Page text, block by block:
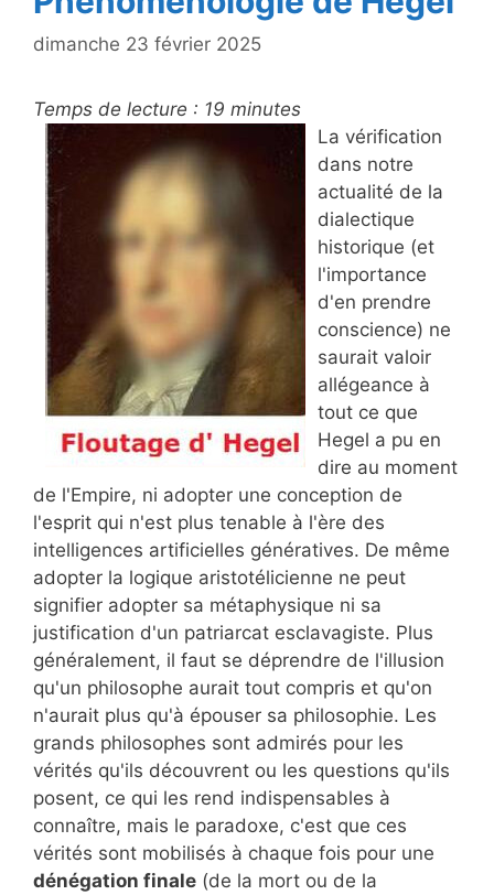
dimanche 23 février 2025
Temps de lecture : 19 minutes
La vérification
dans notre
actualité de la
dialectique
historique (et
l'importance
d'en prendre
conscience) ne
saurait valoir
allégeance à
tout ce que
Hegel a pu en
dire au moment
de l'Empire, ni adopter une conception de
l'esprit qui n'est plus tenable à l'ère des
intelligences artificielles génératives. De même
adopter la logique aristotélicienne ne peut
signifier adopter sa métaphysique ni sa
justification d'un patriarcat esclavagiste. Plus
généralement, il faut se déprendre de l'illusion
qu'un philosophe aurait tout compris et qu'on
n'aurait plus qu'à épouser sa philosophie. Les
grands philosophes sont admirés pour les
vérités qu'ils découvrent ou les questions qu'ils
posent, ce qui les rend indispensables à
connaître, mais le paradoxe, c'est que ces
vérités sont mobilisés à chaque fois pour une
dénégation finale (de la mort ou de la